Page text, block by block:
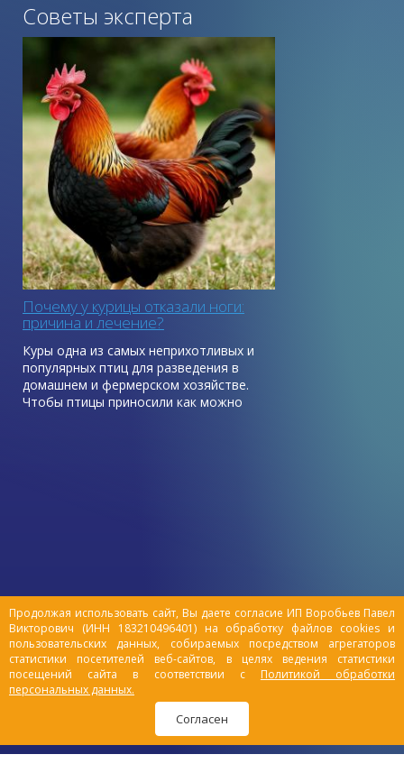
Продолжая использовать сайт, Вы даете согласие ИП Воробьев Павел
Викторович (ИНН 183210496401) на обработку файлов cookies и
пользовательских данных, собираемых посредством агрегаторов
статистики посетителей веб-сайтов, в целях ведения статистики
посещений сайта в соответствии с Политикой обработки
персональных данных.
Согласен
Советы эксперта
Почему у курицы отказали ноги:
причина и лечение?
Куры одна из самых неприхотливых и
популярных птиц для разведения в
домашнем и фермерском хозяйстве.
Чтобы птицы приносили как можно